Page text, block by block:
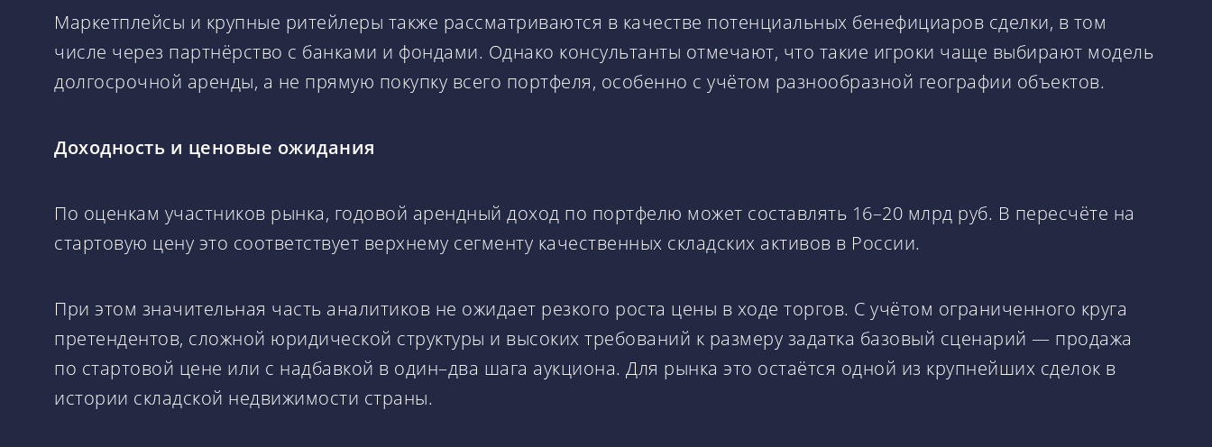
Маркетплейсы и крупные ритейлеры также рассматриваются в качестве потенциальных бенефициаров сделки, в том
числе через партнёрство с банками и фондами. Однако консультанты отмечают, что такие игроки чаще выбирают модель
долгосрочной аренды, а не прямую покупку всего портфеля, особенно с учётом разнообразной географии объектов.
Доходность и ценовые ожидания
По оценкам участников рынка, годовой арендный доход по портфелю может составлять 16–20 млрд руб. В пересчёте на
стартовую цену это соответствует верхнему сегменту качественных складских активов в России.
При этом значительная часть аналитиков не ожидает резкого роста цены в ходе торгов. С учётом ограниченного круга
претендентов, сложной юридической структуры и высоких требований к размеру задатка базовый сценарий — продажа
по стартовой цене или с надбавкой в один–два шага аукциона. Для рынка это остаётся одной из крупнейших сделок в
истории складской недвижимости страны.